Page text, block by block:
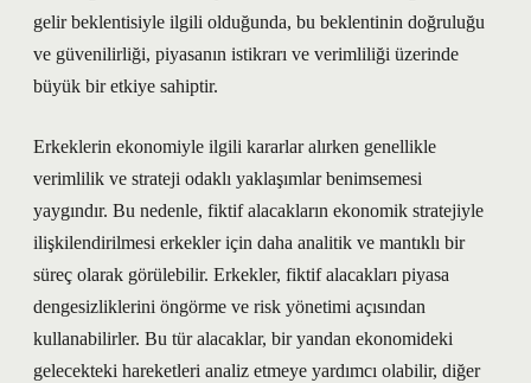
gelir beklentisiyle ilgili olduğunda, bu beklentinin doğruluğu
ve güvenilirliği, piyasanın istikrarı ve verimliliği üzerinde
büyük bir etkiye sahiptir.
Erkeklerin ekonomiyle ilgili kararlar alırken genellikle
verimlilik ve strateji odaklı yaklaşımlar benimsemesi
yaygındır. Bu nedenle, fiktif alacakların ekonomik stratejiyle
ilişkilendirilmesi erkekler için daha analitik ve mantıklı bir
süreç olarak görülebilir. Erkekler, fiktif alacakları piyasa
dengesizliklerini öngörme ve risk yönetimi açısından
kullanabilirler. Bu tür alacaklar, bir yandan ekonomideki
gelecekteki hareketleri analiz etmeye yardımcı olabilir, diğer